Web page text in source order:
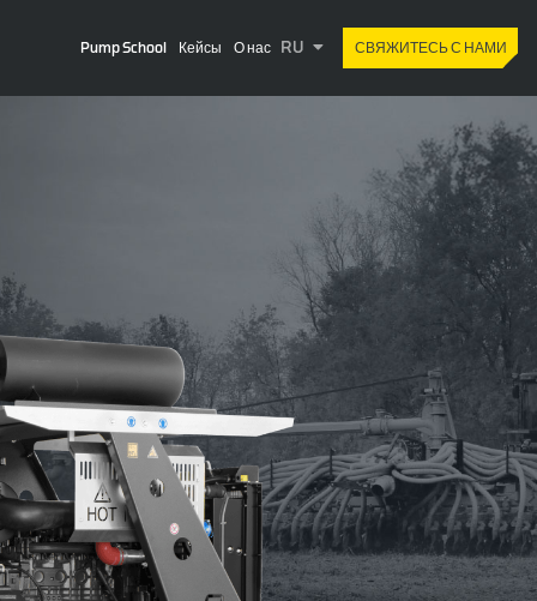
Pump School Кейсы О нас RU СВЯЖИТЕСЬ С НАМИ